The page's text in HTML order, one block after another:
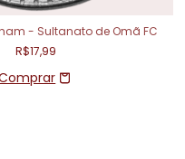
- Sultanato de Omã FC
R$17,99